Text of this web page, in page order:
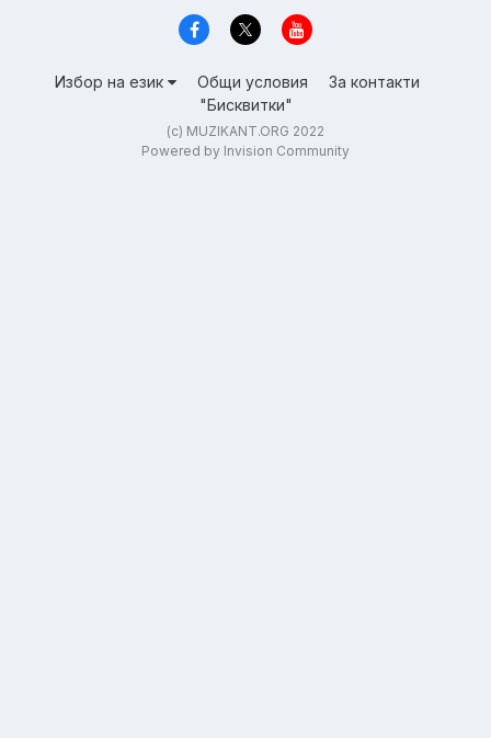
Избор на език Общи условия
За контакти
"Бисквитки"
(c) MUZIKANT.ORG 2022
Powered by Invision Community